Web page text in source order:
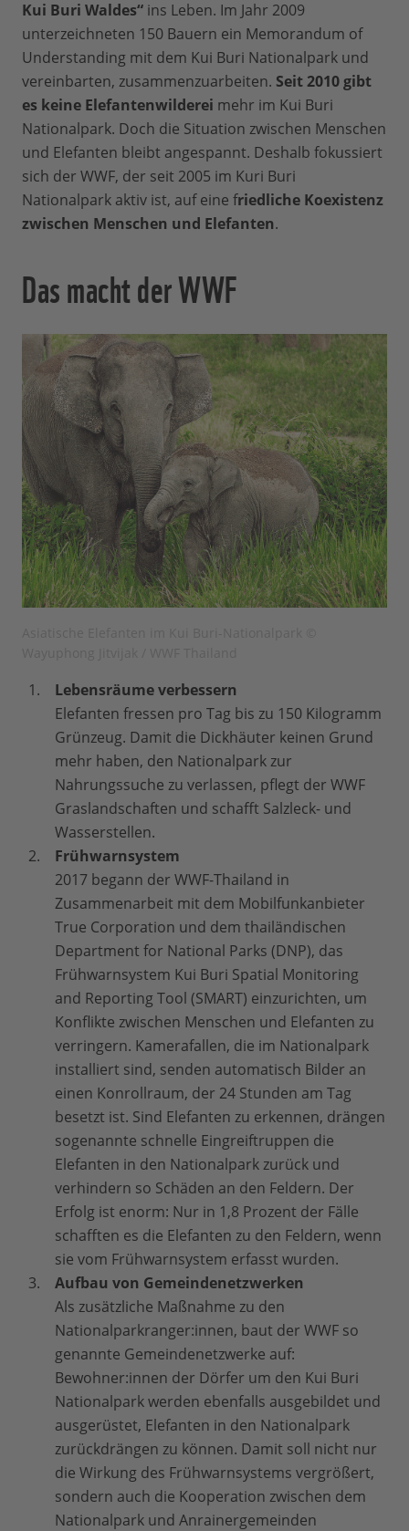
Kui Buri Waldes“ ins Leben. Im Jahr 2009
unterzeichneten 150 Bauern ein Memorandum of
Understanding mit dem Kui Buri Nationalpark und
vereinbarten, zusammenzuarbeiten. Seit 2010 gibt
es keine Elefantenwilderei mehr im Kui Buri
Nationalpark. Doch die Situation zwischen Menschen
und Elefanten bleibt angespannt. Deshalb fokussiert
sich der WWF, der seit 2005 im Kuri Buri
Nationalpark aktiv ist, auf eine friedliche Koexistenz
zwischen Menschen und Elefanten.
Das macht der WWF
Lebensräume verbessern
Elefanten fressen pro Tag bis zu 150 Kilogramm
Grünzeug. Damit die Dickhäuter keinen Grund
mehr haben, den Nationalpark zur
Nahrungssuche zu verlassen, pflegt der WWF
Graslandschaften und schafft Salzleck- und
Wasserstellen.
Frühwarnsystem
2017 begann der WWF-Thailand in
Zusammenarbeit mit dem Mobilfunkanbieter
True Corporation und dem thailändischen
Department for National Parks (DNP), das
Frühwarnsystem Kui Buri Spatial Monitoring
and Reporting Tool (SMART) einzurichten, um
Konflikte zwischen Menschen und Elefanten zu
verringern. Kamerafallen, die im Nationalpark
installiert sind, senden automatisch Bilder an
einen Konrollraum, der 24 Stunden am Tag
besetzt ist. Sind Elefanten zu erkennen, drängen
sogenannte schnelle Eingreiftruppen die
Elefanten in den Nationalpark zurück und
verhindern so Schäden an den Feldern. Der
Erfolg ist enorm: Nur in 1,8 Prozent der Fälle
schafften es die Elefanten zu den Feldern, wenn
sie vom Frühwarnsystem erfasst wurden.
Aufbau von Gemeindenetzwerken
Als zusätzliche Maßnahme zu den
Nationalparkranger:innen, baut der WWF so
genannte Gemeindenetzwerke auf:
Bewohner:innen der Dörfer um den Kui Buri
Nationalpark werden ebenfalls ausgebildet und
ausgerüstet, Elefanten in den Nationalpark
zurückdrängen zu können. Damit soll nicht nur
die Wirkung des Frühwarnsystems vergrößert,
sondern auch die Kooperation zwischen dem
Nationalpark und Anrainergemeinden